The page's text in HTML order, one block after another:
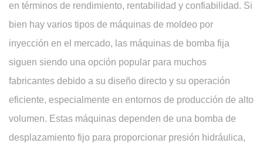
en términos de rendimiento, rentabilidad y confiabilidad. Si
bien hay varios tipos de máquinas de moldeo por
inyección en el mercado, las máquinas de bomba fija
siguen siendo una opción popular para muchos
fabricantes debido a su diseño directo y su operación
eficiente, especialmente en entornos de producción de alto
volumen. Estas máquinas dependen de una bomba de
desplazamiento fijo para proporcionar presión hidráulica,